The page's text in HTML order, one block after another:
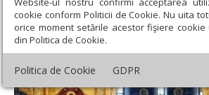
cookie conform Politicii de Cookie. Nu uita
orice moment setările acestor fişiere
din Politica de Cookie.
Politica de Cookie GDPR
Rusaliile la Catedrala
Slobozia